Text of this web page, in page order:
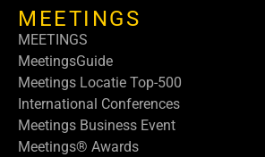
MEETINGS
MEETINGS
MeetingsGuide
Meetings Locatie Top-500
International Conferences
Meetings Business Event
Meetings® Awards